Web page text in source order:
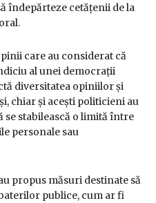
îndepărteze cetățenii de la
care au considerat că
al unei democrații
diversitatea opiniilor și
chiar și acești politicieni au
se stabilească o limită între
personale sau
propus măsuri destinate să
publice, cum ar fi